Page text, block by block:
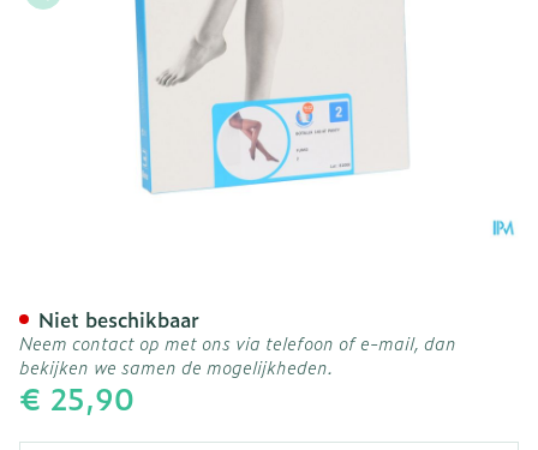
€ 25,90
Niet beschikbaar
Neem contact op met ons via telefoon of e-mail, dan
bekijken we samen de mogelijkheden.